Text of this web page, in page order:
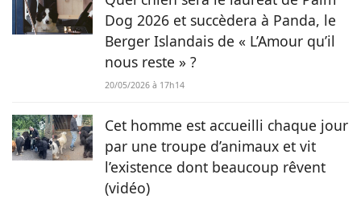
Dog 2026 et succèdera à Panda, le
Berger Islandais de « L’Amour qu’il
nous reste » ?
20/05/2026 à 17h14
Cet homme est accueilli chaque jour
par une troupe d’animaux et vit
l’existence dont beaucoup rêvent
(vidéo)